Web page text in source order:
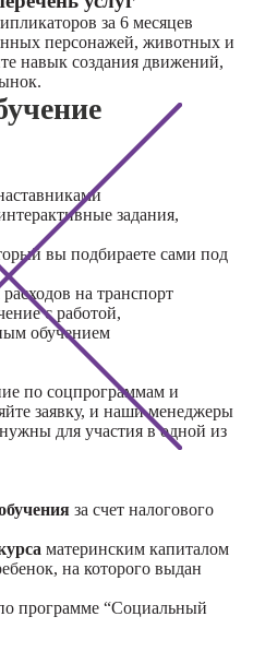
за 6 месяцев
персонажей, животных и
навык создания движений,
задания,
вы подбираете сами под
на транспорт
с работой,
обучением
по соцпрограммам и
заявку, и наши менеджеры
для участия в одной из
за счет налогового
материнским капиталом
на которого выдан
программе “Социальный